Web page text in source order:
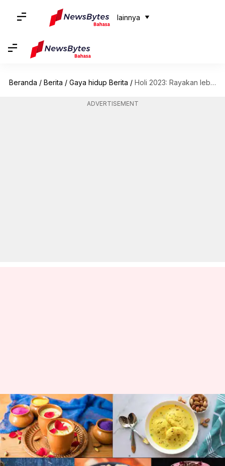
lainnya
Beranda / Berita / Gaya hidup Berita / Holi 2023: Rayakan lebih manis dengan resep-resep hidangan penutup ini
ADVERTISEMENT
Holi 2023: Rayakan lebih manis
dengan resep-resep hidangan
penutup ini
menulis Taufiq Al Jufri Mar 06, 2023 01:38 pm